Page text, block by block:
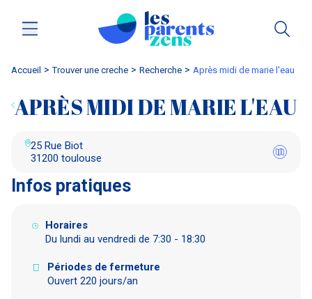
Accueil trouver une creche Recherche après midi de marie l'eau
APRÈS MIDI DE MARIE L'EAU
25 Rue Biot
31200 toulouse
Infos pratiques
Horaires
Du lundi au vendredi de 7:30 - 18:30
Périodes de fermeture
Ouvert 220 jours/an